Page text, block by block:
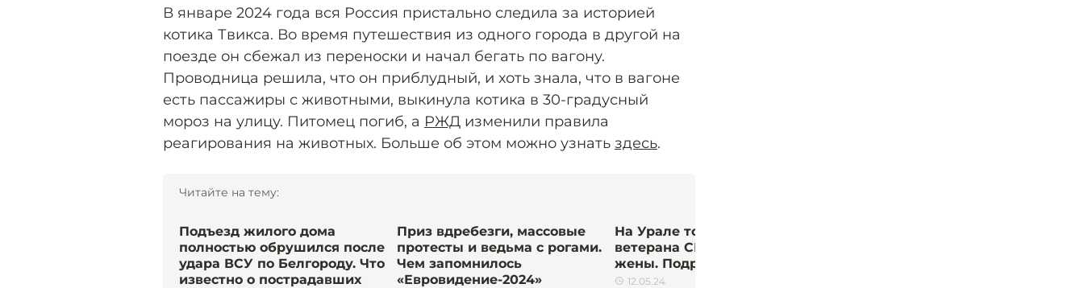
В январе 2024 года вся Россия пристально следила за историей
котика Твикса. Во время путешествия из одного города в другой на
поезде он сбежал из переноски и начал бегать по вагону.
Проводница решила, что он приблудный, и хоть знала, что в вагоне
есть пассажиры с животными, выкинула котика в 30-градусный
мороз на улицу. Питомец погиб, а РЖД изменили правила
реагирования на животных. Больше об этом можно узнать здесь.
Читайте на тему:
Подъезд жилого дома
полностью обрушился после
удара ВСУ по Белгороду. Что
известно о пострадавших
Приз вдребезги, массовые
протесты и ведьма с рогами.
Чем запомнилось
«Евровидение-2024»
На Урале толпой избили
ветерана СВО из-за чужой
жены. Подробности
12.05.24